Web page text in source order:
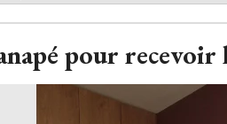
pour recevoir